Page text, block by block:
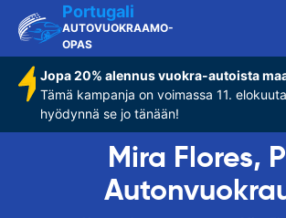
Portugali
AUTOVUOKRAAMO-
OPAS
Jopa 20% alennus vuokra-autoista
Tämä kampanja on voimassa 11.
hyödynnä se jo tänään!
Mira Flores,